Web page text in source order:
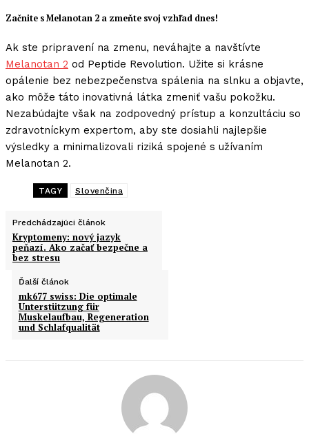
Začnite s Melanotan 2 a zmeňte svoj vzhľad dnes!
Ak ste pripravení na zmenu, neváhajte a navštívte
Melanotan 2 od Peptide Revolution. Užite si krásne
opálenie bez nebezpečenstva spálenia na slnku a objavte,
ako môže táto inovativná látka zmeniť vašu pokožku.
Nezabúdajte však na zodpovedný prístup a konzultáciu so
zdravotníckym expertom, aby ste dosiahli najlepšie
výsledky a minimalizovali riziká spojené s užívaním
Melanotan 2.
TAGY Slovenčina
Predchádzajúci článok
Kryptomeny: nový jazyk
peňazí. Ako začať bezpečne a
bez stresu
Ďalší článok
mk677 swiss: Die optimale
Unterstützung für
Muskelaufbau, Regeneration
und Schlafqualität